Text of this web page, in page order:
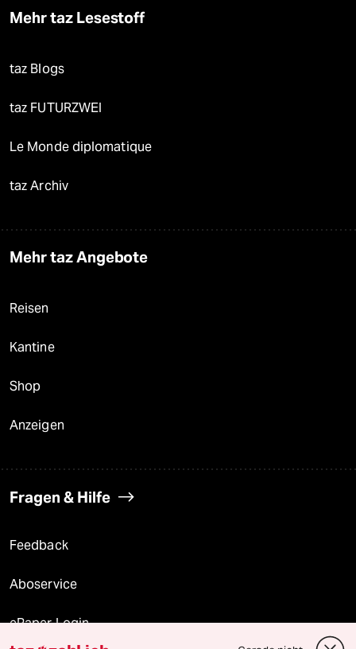
Mehr taz Lesestoff
taz Blogs
taz FUTURZWEI
Le Monde diplomatique
taz Archiv
Mehr taz Angebote
Reisen
Kantine
Shop
Anzeigen
Fragen & Hilfe
Feedback
Aboservice
ePaper Login